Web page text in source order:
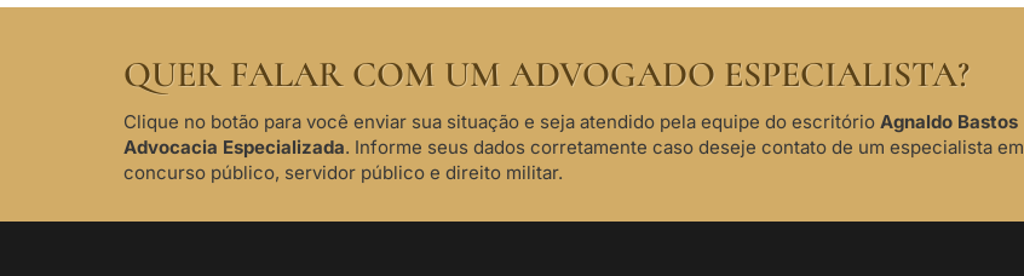
QUER FALAR COM UM ADVOGADO ESPECIALISTA?
Clique no botão para você enviar sua situação e seja atendido pela equipe do escritório Agnaldo Bastos
Advocacia Especializada. Informe seus dados corretamente caso deseje contato de um especialista em
concurso público, servidor público e direito militar.